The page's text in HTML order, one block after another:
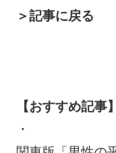
＞記事に戻る
【おすすめ記事】
・